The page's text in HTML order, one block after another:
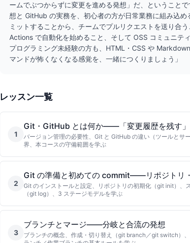
ームでぶつからずに変更を進める発想」だ、ということ
想と GitHub の実務を、初心者の方が日常業務に組み込
ミットすることから、チームでプルリクエストを送り合
Actions で自動化を始めること、そして OSS コミュニテ
プログラミング未経験の方も、HTML・CSS や
マンドが怖くなくなる感覚を、一緒につくりましょう」
レッスン一覧
1
Git・GitHub とは何か——「変更履歴を残す
バージョン管理の必要性、Git と GitHub の違い（ツールと
界、本コースの守備範囲を学ぶ
2
Git の準備と初めての commit——リポジトリ
Git のインストールと設定、リポジトリの初期化（git init）
（git log）、3 ステージモデルを学ぶ
3
ブランチとマージ——分岐と合流の発想
ブランチの概念、作成・切り替え（git branch／git switch）